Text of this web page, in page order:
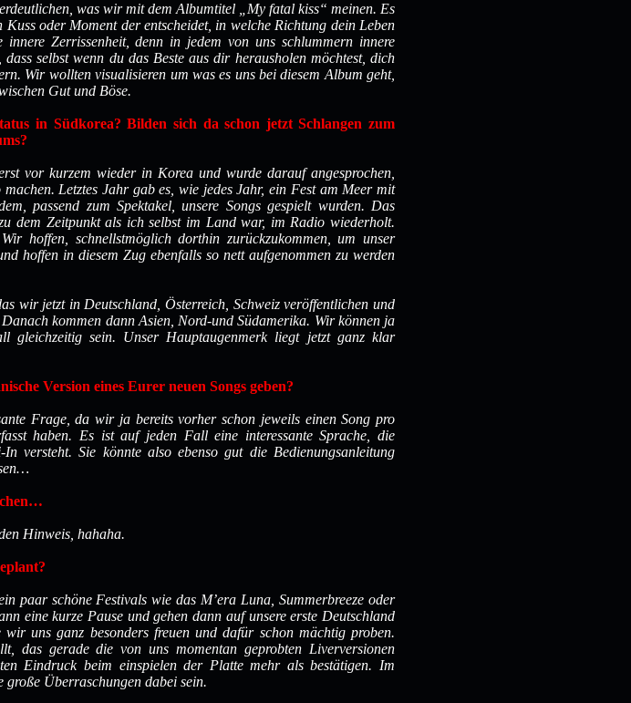
was wir mit dem Albumtitel „My fatal kiss“ meinen. Es
Kuss oder Moment der entscheidet, in welche Richtung dein Leben
Zerrissenheit, denn in jedem von uns schlummern innere
selbst wenn du das Beste aus dir herausholen möchtest, dich
Wir wollten visualisieren um was es uns bei diesem Album geht,
Gut und Böse.
in Südkorea? Bilden sich da schon jetzt Schlangen zum
vor kurzem wieder in Korea und wurde darauf angesprochen,
Letztes Jahr gab es, wie jedes Jahr, ein Fest am Meer mit
passend zum Spektakel, unsere Songs gespielt wurden. Das
dem Zeitpunkt als ich selbst im Land war, im Radio wiederholt.
hoffen, schnellstmöglich dorthin zurückzukommen, um unser
hoffen in diesem Zug ebenfalls so nett aufgenommen zu werden
wir jetzt in Deutschland, Österreich, Schweiz veröffentlichen und
kommen dann Asien, Nord-und Südamerika. Wir können ja
gleichzeitig sein. Unser Hauptaugenmerk liegt jetzt ganz klar
Version eines Eurer neuen Songs geben?
Frage, da wir ja bereits vorher schon jeweils einen Song pro
haben. Es ist auf jeden Fall eine interessante Sprache, die
versteht. Sie könnte also ebenso gut die Bedienungsanleitung
Hinweis, hahaha.
paar schöne Festivals wie das M’era Luna, Summerbreeze oder
eine kurze Pause und gehen dann auf unsere erste Deutschland
uns ganz besonders freuen und dafür schon mächtig proben.
das gerade die von uns momentan geprobten Liverversionen
Eindruck beim einspielen der Platte mehr als bestätigen. Im
große Überraschungen dabei sein.